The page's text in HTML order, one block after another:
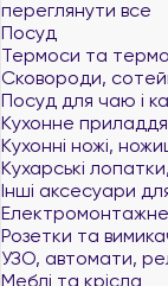
переглянути все
Посуд
Термоси та
Сковороди,
Посуд для чаю і
Кухонне приладдя
Кухонні ножі,
Кухарські
Інші аксесуари
Розетки та
УЗО, автомати,
Меблі та крісла